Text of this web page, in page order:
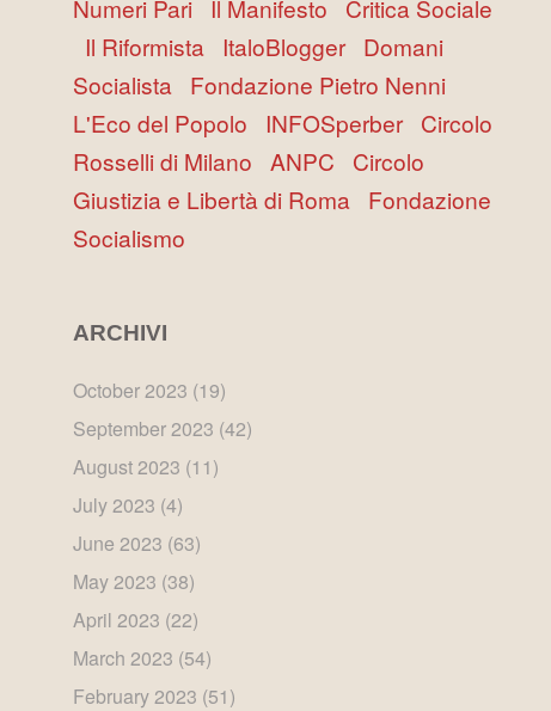
Numeri Pari Il Manifesto Critica Sociale
Il Riformista ItaloBlogger Domani
Socialista Fondazione Pietro Nenni
L'Eco del Popolo INFOSperber Circolo
Rosselli di MilanoANPC Circolo
Giustizia e Libertà di Roma Fondazione
Socialismo
ARCHIVI
October 2023 (19)
September 2023 (42)
August 2023 (11)
July 2023 (4)
June 2023 (63)
May 2023 (38)
April 2023 (22)
March 2023 (54)
February 2023 (51)